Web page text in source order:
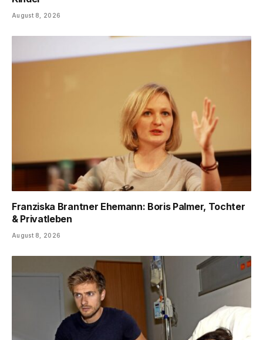
August 8, 2026
Franziska Brantner Ehemann: Boris Palmer, Tochter
& Privatleben
August 8, 2026